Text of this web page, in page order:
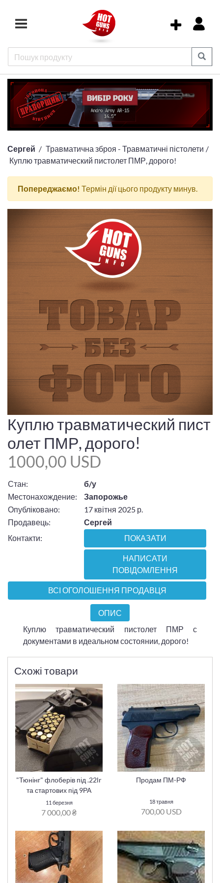
Сергей
Травматична зброя - Травматичні пістолети
Куплю травматический пистолет ПМР, дорого!
Попереджаємо! Термін дії цього продукту минув.
Куплю травматический пист
олет ПМР, дорого!
1000,00 USD
Стан:
б/у
Местонахождение:
Запорожье
Опубліковано:
17 квітня 2025 р.
Продавець:
Сергей
Контакти:
ПОКАЗАТИ
НАПИСАТИ
ПОВІДОМЛЕННЯ
ВСІ ОГОЛОШЕННЯ ПРОДАВЦЯ
ОПИС
Куплю травматический пистолет ПМР с
документами в идеальном состоянии, дорого!
Схожі товари
"Тюнінг" флоберів під .22lr
та стартових під 9РА
11 березня
7 000,00 ₴
Продам ПМ-РФ
18 травня
700,00 USD